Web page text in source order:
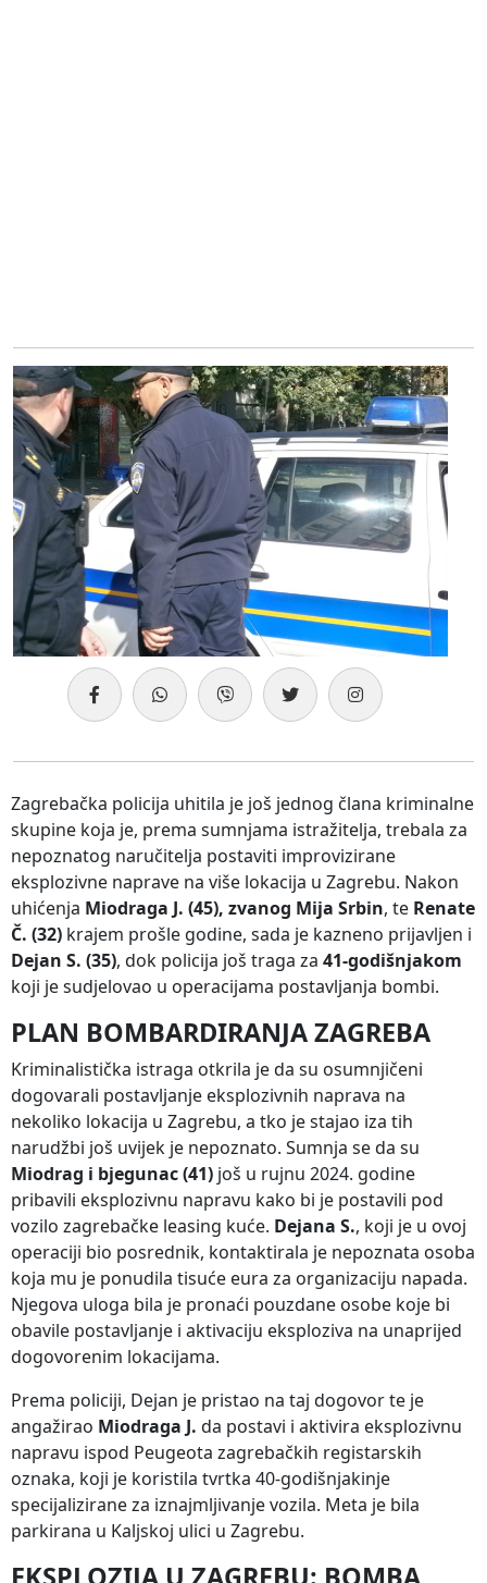
Zagrebačka policija uhitila je još jednog člana kriminalne
skupine koja je, prema sumnjama istražitelja, trebala za
nepoznatog naručitelja postaviti improvizirane
eksplozivne naprave na više lokacija u Zagrebu. Nakon
uhićenja Miodraga J. (45), zvanog Mija Srbin, te Renate
Č. (32) krajem prošle godine, sada je kazneno prijavljen i
Dejan S. (35), dok policija još traga za 41-godišnjakom
koji je sudjelovao u operacijama postavljanja bombi.
PLAN BOMBARDIRANJA ZAGREBA
Kriminalistička istraga otkrila je da su osumnjičeni
dogovarali postavljanje eksplozivnih naprava na
nekoliko lokacija u Zagrebu, a tko je stajao iza tih
narudžbi još uvijek je nepoznato. Sumnja se da su
Miodrag i bjegunac (41) još u rujnu 2024. godine
pribavili eksplozivnu napravu kako bi je postavili pod
vozilo zagrebačke leasing kuće. Dejana S., koji je u ovoj
operaciji bio posrednik, kontaktirala je nepoznata osoba
koja mu je ponudila tisuće eura za organizaciju napada.
Njegova uloga bila je pronaći pouzdane osobe koje bi
obavile postavljanje i aktivaciju eksploziva na unaprijed
dogovorenim lokacijama.
Prema policiji, Dejan je pristao na taj dogovor te je
angažirao Miodraga J. da postavi i aktivira eksplozivnu
napravu ispod Peugeota zagrebačkih registarskih
oznaka, koji je koristila tvrtka 40-godišnjakinje
specijalizirane za iznajmljivanje vozila. Meta je bila
parkirana u Kaljskoj ulici u Zagrebu.
EKSPLOZIJA U ZAGREBU: BOMBA